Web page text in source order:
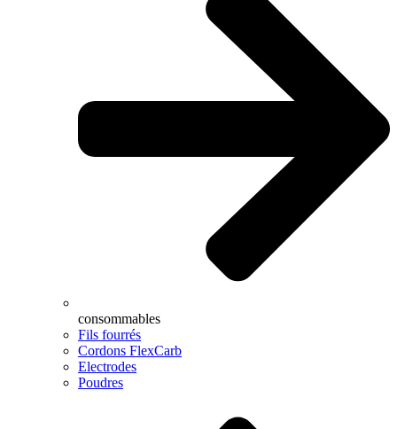
consommables
Fils fourrés
Cordons FlexCarb
Electrodes
Poudres